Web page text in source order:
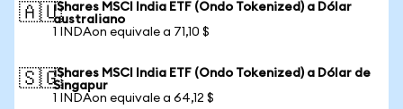
🇦🇺iShares MSCI India ETF (Ondo Tokenized) a Dólar
australiano
1 INDAon equivale a 71,10 $
🇸🇬iShares MSCI India ETF (Ondo Tokenized) a Dólar de
Singapur
1 INDAon equivale a 64,12 $